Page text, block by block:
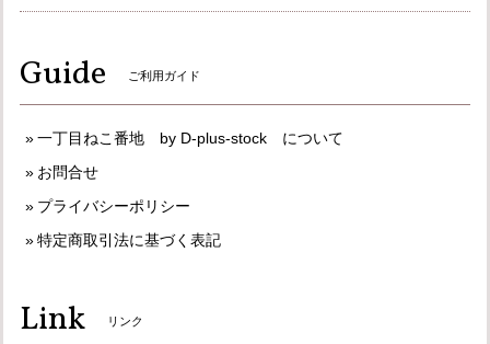
Guide ご利用ガイド
一丁目ねこ番地 by D-plus-stock について
お問合せ
プライバシーポリシー
特定商取引法に基づく表記
Link リンク